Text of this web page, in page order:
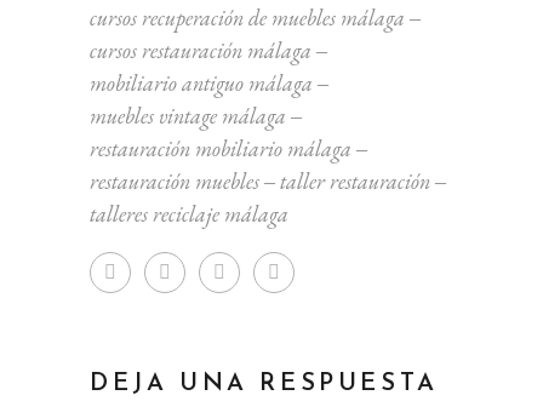
cursos recuperación de muebles málaga ‒
cursos restauración málaga ‒
mobiliario antiguo málaga ‒
muebles vintage málaga ‒
restauración mobiliario málaga ‒
restauración muebles‒taller restauración‒
talleres reciclaje málaga
DEJA UNA RESPUESTA